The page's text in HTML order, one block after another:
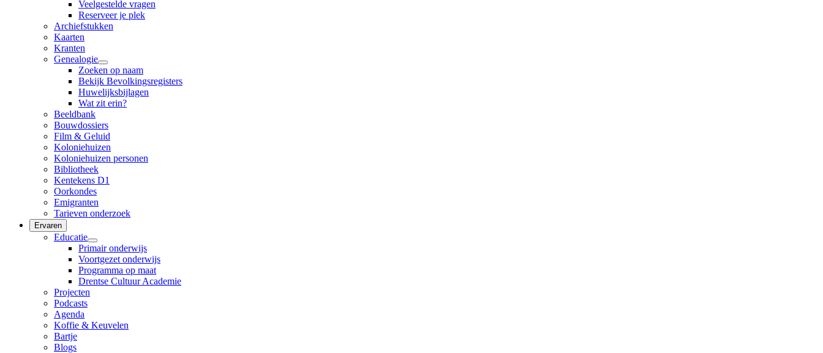
Veelgestelde vragen
Reserveer je plek
Archiefstukken
Kaarten
Kranten
Genealogie
Zoeken op naam
Bekijk Bevolkingsregisters
Huwelijksbijlagen
Wat zit erin?
Beeldbank
Bouwdossiers
Film & Geluid
Koloniehuizen
Koloniehuizen personen
Bibliotheek
Kentekens D1
Oorkondes
Emigranten
Tarieven onderzoek
Ervaren
Educatie
Primair onderwijs
Voortgezet onderwijs
Programma op maat
Drentse Cultuur Academie
Projecten
Podcasts
Agenda
Koffie & Keuvelen
Bartje
Blogs